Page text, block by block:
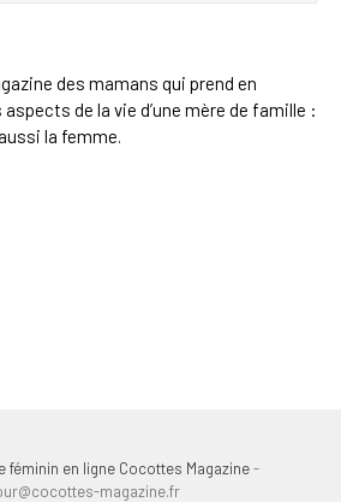
des mamans qui prend en
de la vie d’une mère de famille :
la femme.
féminin en ligne Cocottes Magazine-
magazine.fr